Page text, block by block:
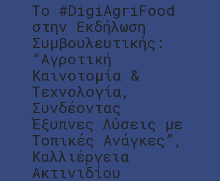
Το #DigiAgriFood
στην Εκδήλωση
Συμβουλευτικής:
“Αγροτική
Καινοτομία &
Τεχνολογία,
Συνδέοντας
Έξυπνες Λύσεις με
Τοπικές Ανάγκες”,
Καλλιέργεια
Ακτινιδίου